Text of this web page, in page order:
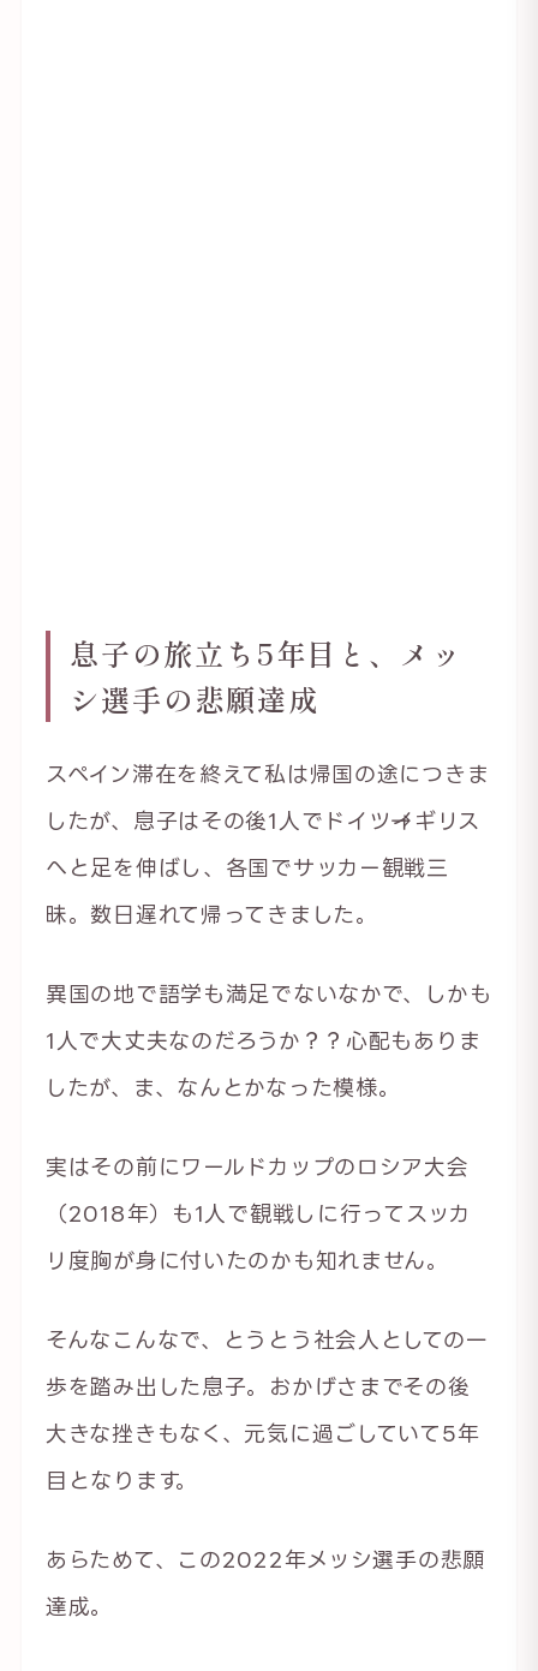
息子の旅立ち5年目と、メッ
シ選手の悲願達成
スペイン滞在を終えて私は帰国の途につきま
したが、息子はその後1人でドイツ→イギリス
へと足を伸ばし、各国でサッカー観戦三
昧。数日遅れて帰ってきました。
異国の地で語学も満足でないなかで、しかも
1人で大丈夫なのだろうか？？心配もありま
したが、ま、なんとかなった模様。
実はその前にワールドカップのロシア大会
（2018年）も1人で観戦しに行ってスッカ
リ度胸が身に付いたのかも知れません。
そんなこんなで、とうとう社会人としての一
歩を踏み出した息子。おかげさまでその後
大きな挫きもなく、元気に過ごしていて5年
目となります。
あらためて、この2022年メッシ選手の悲願
達成。